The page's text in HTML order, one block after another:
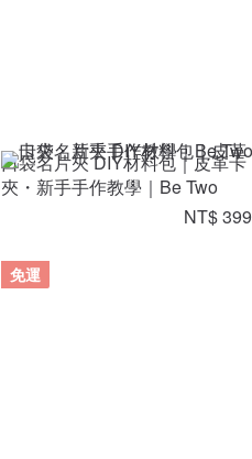
口袋名片夾 DIY材料包｜皮革卡
夾・新手手作教學｜Be Two
NT$ 399
免運